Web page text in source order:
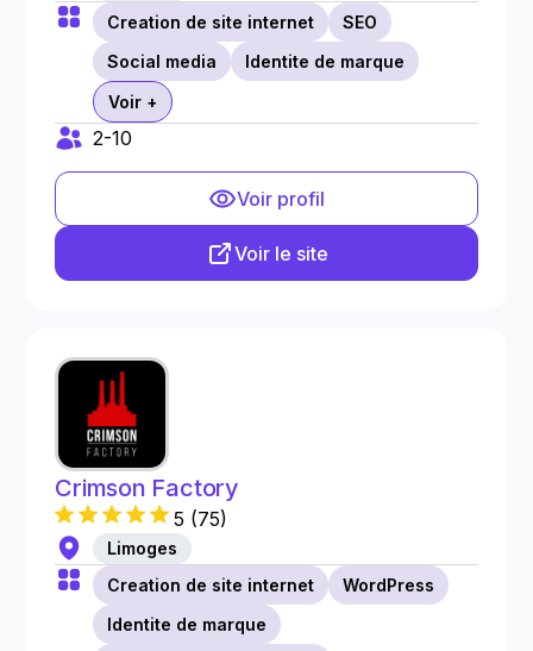
Creation de site internet
SEO
Social media
Identite de marque
Voir +
2-10
Voir profil
Voir le site
Crimson Factory
5 (75)
Limoges
Creation de site internet
WordPress
Identite de marque